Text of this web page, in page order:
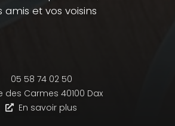
amis et vos voisins
05 58 74 02 50
des Carmes 40100 Dax
En savoir plus